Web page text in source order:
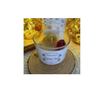
a
plusieurs
variations.
Les
options
peuvent